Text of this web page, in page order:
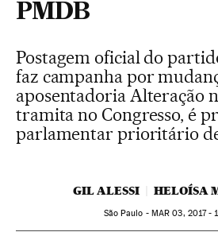
PMDB
Postagem oficial do
faz campanha por
aposentadoria Alteração
tramita no Congresso, é
parlamentar prioritário
GIL ALESSI HELOÍSA
São Paulo - MAR 03, 2017 -